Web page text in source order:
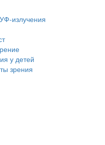
излучения
у детей
зрения